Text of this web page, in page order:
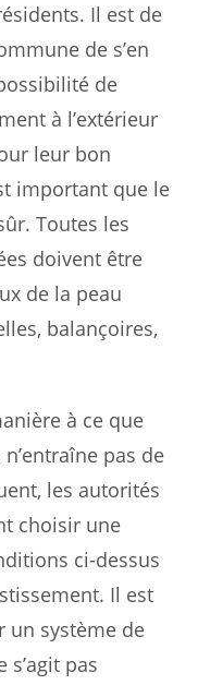
Il est de
de s’en
de
à l’extérieur
leur bon
important que le
Toutes les
doivent être
de la peau
balançoires,
à ce que
pas de
les autorités
choisir une
ci-dessus
Il est
un système de
pas